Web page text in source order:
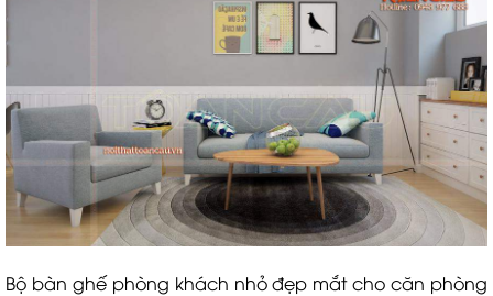
Bộ bàn ghế phòng khách nhỏ đẹp mắt cho căn phòng